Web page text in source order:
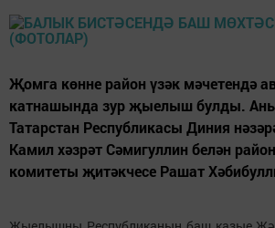
Җомга көнне район үзәк мәчетендә
катнашында зур җыелыш булды.
Татарстан Республикасы Диния
Камил хәзрәт Сәмигуллин белән
комитеты җитәкчесе Рашат